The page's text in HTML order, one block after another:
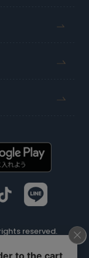
reserved.